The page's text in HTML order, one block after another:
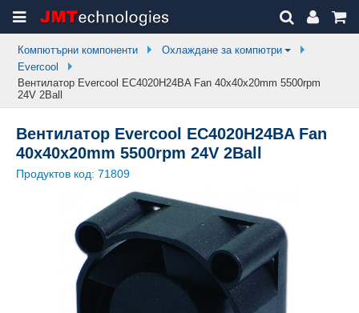
Компютърни компоненти
Охлаждане за компютри
Evercool
Вентилатор Evercool EC4020H24BA Fan 40x40x20mm 5500rpm
24V 2Ball
Вентилатор Evercool EC4020H24BA Fan
40x40x20mm 5500rpm 24V 2Ball
Продуктов код: 71809